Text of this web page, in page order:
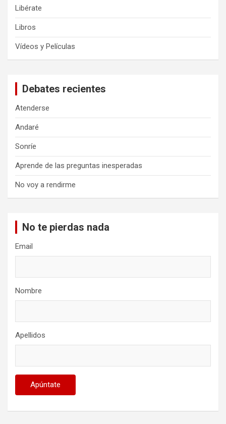
Libérate
Libros
Vídeos y Películas
Debates recientes
Atenderse
Andaré
Sonríe
Aprende de las preguntas inesperadas
No voy a rendirme
No te pierdas nada
Email
Nombre
Apellidos